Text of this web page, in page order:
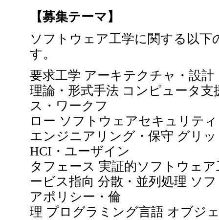
【募集テーマ】
ソフトウェア工学に関する以
す。
要求工学 アーキテクチャ・設
理論・形式手法 コンピュータ
ス・ワークフ
ロー ソフトウェアセキュリテ
エンジニアリング・保守 グリ
HCI・ユーザイン
タフェース 実証的ソフトウェ
ービス指向 分散・並列処理 ソ
アポリシー・倫
理 プログラミング言語 オブジ